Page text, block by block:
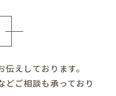
えしております。
どご相談も承っており